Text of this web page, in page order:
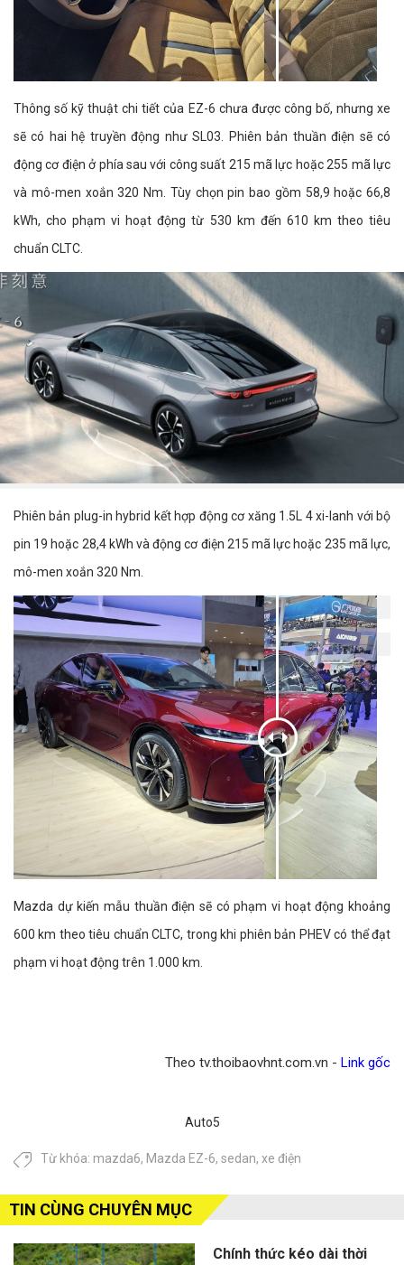
Thông số kỹ thuật chi tiết của EZ-6 chưa được công bố, nhưng xe
sẽ có hai hệ truyền động như SL03. Phiên bản thuần điện sẽ có
động cơ điện ở phía sau với công suất 215 mã lực hoặc 255 mã lực
và mô-men xoắn 320 Nm. Tùy chọn pin bao gồm 58,9 hoặc 66,8
kWh, cho phạm vi hoạt động từ 530 km đến 610 km theo tiêu
chuẩn CLTC.
Phiên bản plug-in hybrid kết hợp động cơ xăng 1.5L 4 xi-lanh với bộ
pin 19 hoặc 28,4 kWh và động cơ điện 215 mã lực hoặc 235 mã lực,
mô-men xoắn 320 Nm.
mazda-ez-6-12
mazda-ez-6-2
Mazda dự kiến mẫu thuần điện sẽ có phạm vi hoạt động khoảng
600 km theo tiêu chuẩn CLTC, trong khi phiên bản PHEV có thể đạt
phạm vi hoạt động trên 1.000 km.
Theo tv.thoibaovhnt.com.vn - Link gốc
Auto5
Từ khóa: mazda6, Mazda EZ-6, sedan, xe điện
TIN CÙNG CHUYÊN MỤC
Chính thức kéo dài thời